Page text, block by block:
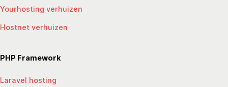
Yourhosting verhuizen
Hostnet verhuizen
PHP Framework
Laravel hosting